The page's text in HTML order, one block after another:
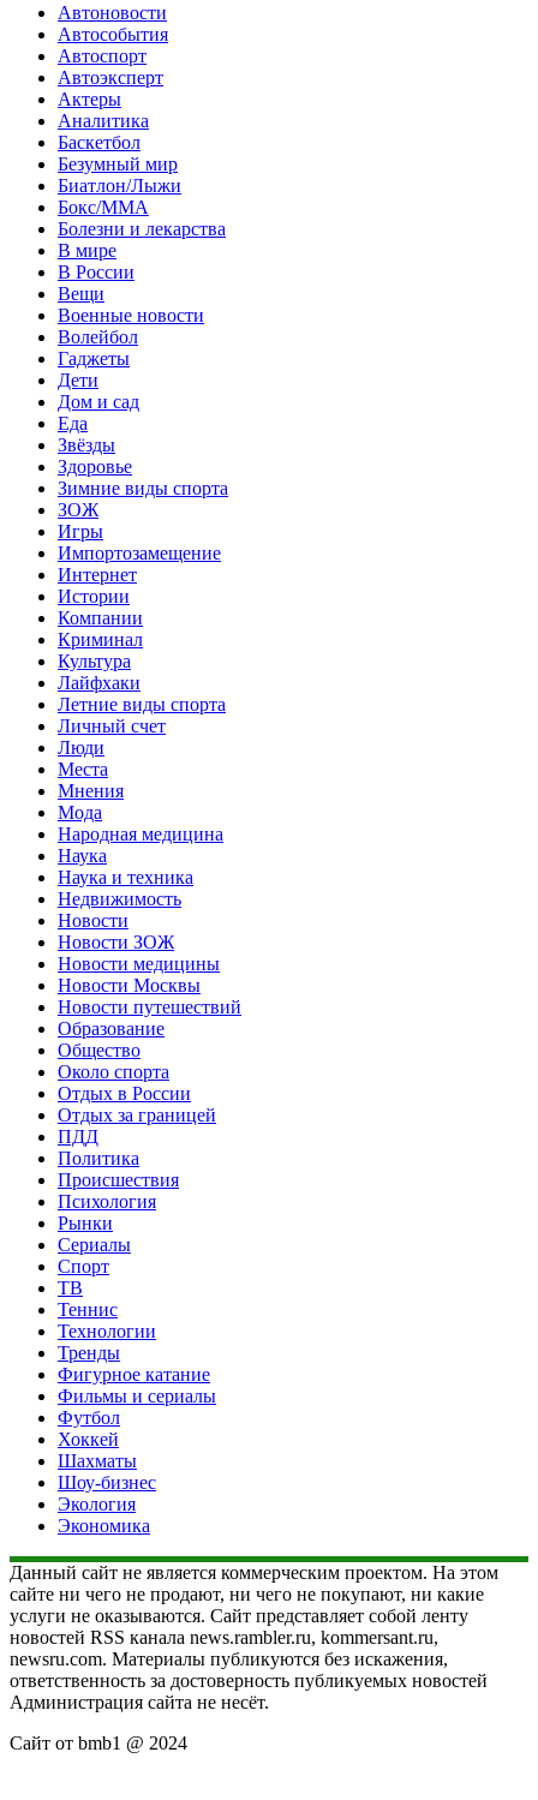
Автоновости
Автособытия
Автоспорт
Автоэксперт
Актеры
Аналитика
Баскетбол
Безумный мир
Биатлон/Лыжи
Бокс/MMA
Болезни и лекарства
В мире
В России
Вещи
Военные новости
Волейбол
Гаджеты
Дети
Дом и сад
Еда
Звёзды
Здоровье
Зимние виды спорта
ЗОЖ
Игры
Импортозамещение
Интернет
Истории
Компании
Криминал
Культура
Лайфхаки
Летние виды спорта
Личный счет
Люди
Места
Мнения
Мода
Народная медицина
Наука
Наука и техника
Недвижимость
Новости
Новости ЗОЖ
Новости медицины
Новости Москвы
Новости путешествий
Образование
Общество
Около спорта
Отдых в России
Отдых за границей
ПДД
Политика
Происшествия
Психология
Рынки
Сериалы
Спорт
ТВ
Теннис
Технологии
Тренды
Фигурное катание
Фильмы и сериалы
Футбол
Хоккей
Шахматы
Шоу-бизнес
Экология
Экономика
Данный сайт не является коммерческим проектом. На этом
сайте ни чего не продают, ни чего не покупают, ни какие
услуги не оказываются. Сайт представляет собой ленту
новостей RSS канала news.rambler.ru, kommersant.ru,
newsru.com. Материалы публикуются без искажения,
ответственность за достоверность публикуемых новостей
Администрация сайта не несёт.
Сайт от bmb1 @ 2024